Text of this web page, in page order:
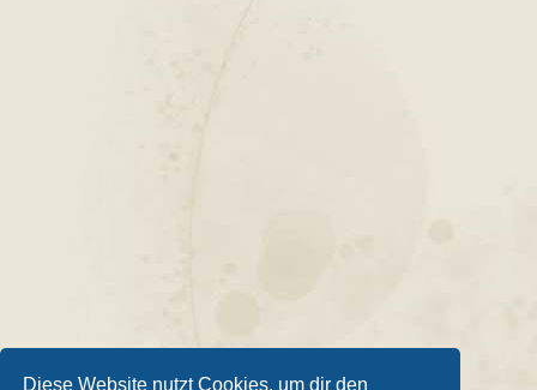
Diese Website nutzt Cookies, um dir den